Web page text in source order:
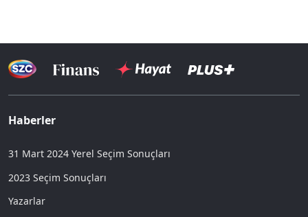
Haberler
31 Mart 2024 Yerel Seçim Sonuçları
2023 Seçim Sonuçları
Yazarlar